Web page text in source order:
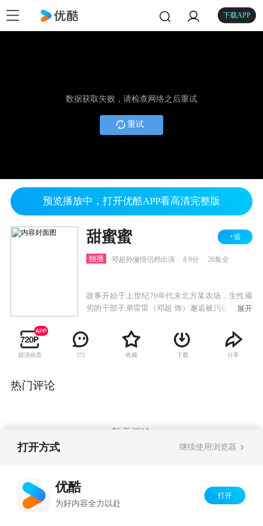
下载APP
数据获取失败，请检查网络之后重试
重试
预览播放中，打开优酷APP看高清完整版
甜蜜蜜 +追
独播 邓超孙俪情侣档出演 8.9分 26集全
故事开始于上世纪70年代末北方某农场，生性顽
劣的干部子弟雷雷（邓超 饰）邂逅被污破鞋的美
开始一段两小无猜的纯洁友谊，由此暗生情愫，
对邓丽君《甜蜜蜜》的共同喜爱使两人青涩的爱
情开始萌动。
展开
超清画质 375 收藏 下载 分享
热门评论
暂无评论
打开方式 继续使用浏览器
优酷
为好内容全力以赴
打开